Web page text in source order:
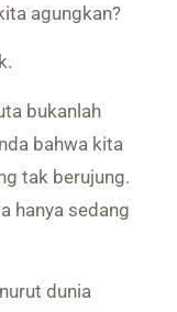
agungkan?
bukanlah
bahwa kita
tak berujung.
hanya sedang
dunia